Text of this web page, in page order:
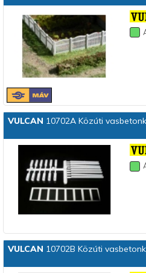
VULCAN 10702A Közúti
VULCAN 10702B Közúti